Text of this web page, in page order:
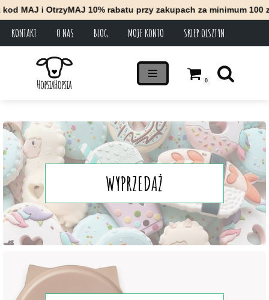
10% rabatu przy zakupach za minimum 100 zł *
KONTAKT O NAS BLOG MOJE KONTO SKLEP OLSZTYN
0
WYPRZEDAŻ